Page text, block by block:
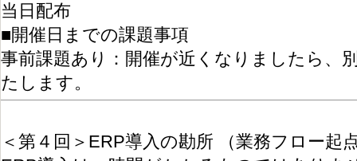
当日配布
■開催日までの課題事項
事前課題あり：開催が近くなりましたら、
たします。
＜第４回＞ERP導入の勘所 （業務フロー起